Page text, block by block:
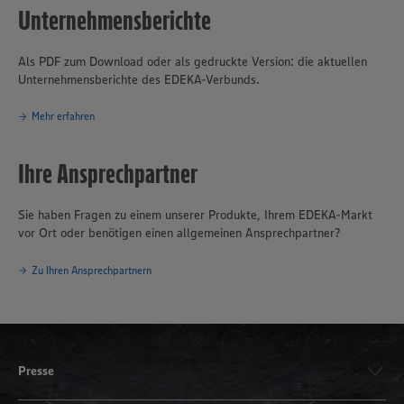
Unternehmensberichte
Als PDF zum Download oder als gedruckte Version: die aktuellen
Unternehmensberichte des EDEKA-Verbunds.
Mehr erfahren
Ihre Ansprechpartner
Sie haben Fragen zu einem unserer Produkte, Ihrem EDEKA-Markt
vor Ort oder benötigen einen allgemeinen Ansprechpartner?
Zu Ihren Ansprechpartnern
Presse